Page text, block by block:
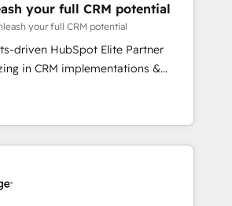
: 🧽 Nettoyage,
des bases de données. 🚀
interfaces avec vos logiciels
utilisateurs 🎓
your full CRM potential
your full CRM potential
driven HubSpot Elite Partner
in CRM implementations &
Operations, Custom
AI agents and AI-ready Website
the gap between marketing, sales,
tailored HubSpot solutions. Our